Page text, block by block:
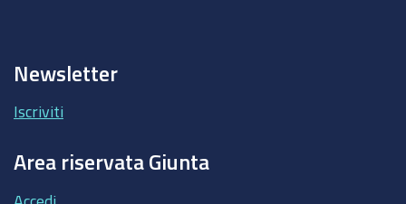
Newsletter
Iscriviti
Area riservata Giunta
Accedi